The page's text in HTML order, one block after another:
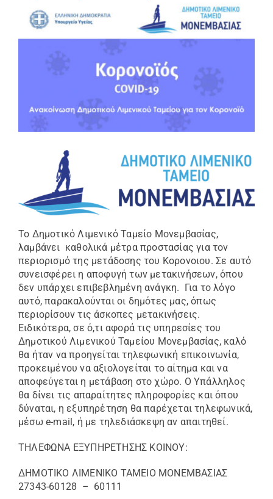
Επικοινωνία
Το Δημοτικό Λιμενικό Ταμείο Μονεμβασίας,
λαμβάνει καθολικά μέτρα προστασίας για τον
περιορισμό της μετάδοσης του Κορονοιου. Σε αυτό
συνεισφέρει η αποφυγή των μετακινήσεων, όπου
δεν υπάρχει επιβεβλημένη ανάγκη. Για το λόγο
αυτό, παρακαλούνται οι δημότες μας, όπως
περιορίσουν τις άσκοπες μετακινήσεις.
Ειδικότερα, σε ό,τι αφορά τις υπηρεσίες του
Δημοτικού Λιμενικού Ταμείου Μονεμβασίας, καλό
θα ήταν να προηγείται τηλεφωνική επικοινωνία,
προκειμένου να αξιολογείται το αίτημα και να
αποφεύγεται η μετάβαση στο χώρο. Ο Υπάλληλος
θα δίνει τις απαραίτητες πληροφορίες και όπου
δύναται, η εξυπηρέτηση θα παρέχεται τηλεφωνικά,
μέσω e-mail, ή με τηλεδιάσκεψη αν απαιτηθεί.
ΤΗΛΕΦΩΝΑ ΕΞΥΠΗΡΕΤΗΣΗΣ ΚΟΙΝΟΥ:
ΔΗΜΟΤΙΚΟ ΛΙΜΕΝΙΚΟ ΤΑΜΕΙΟ ΜΟΝΕΜΒΑΣΙΑΣ
27343-60128 – 60111